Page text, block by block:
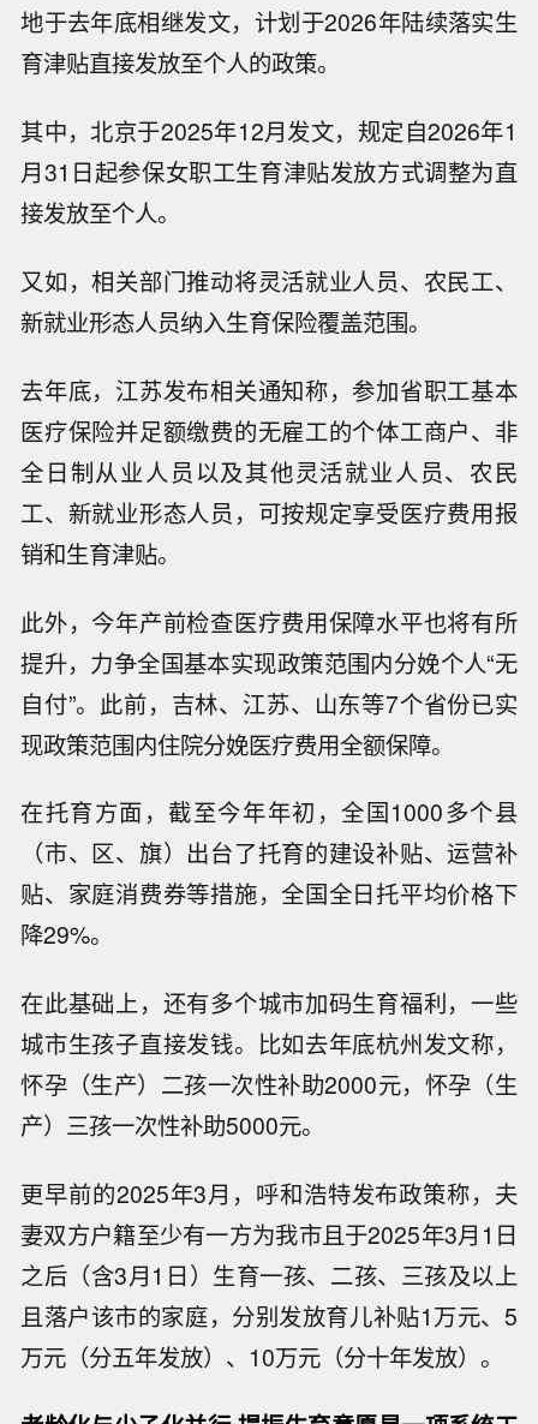
地于去年底相继发文，计划于2026年陆续落实生
育津贴直接发放至个人的政策。
其中，北京于2025年12月发文，规定自2026年1
月31日起参保女职工生育津贴发放方式调整为直
接发放至个人。
又如，相关部门推动将灵活就业人员、农民工、
新就业形态人员纳入生育保险覆盖范围。
去年底，江苏发布相关通知称，参加省职工基本
医疗保险并足额缴费的无雇工的个体工商户、非
全日制从业人员以及其他灵活就业人员、农民
工、新就业形态人员，可按规定享受医疗费用报
销和生育津贴。
此外，今年产前检查医疗费用保障水平也将有所
提升，力争全国基本实现政策范围内分娩个人“无
自付”。此前，吉林、江苏、山东等7个省份已实
现政策范围内住院分娩医疗费用全额保障。
在托育方面，截至今年年初，全国1000多个县
（市、区、旗）出台了托育的建设补贴、运营补
贴、家庭消费券等措施，全国全日托平均价格下
降29%。
在此基础上，还有多个城市加码生育福利，一些
城市生孩子直接发钱。比如去年底杭州发文称，
怀孕（生产）二孩一次性补助2000元，怀孕（生
产）三孩一次性补助5000元。
更早前的2025年3月，呼和浩特发布政策称，夫
妻双方户籍至少有一方为我市且于2025年3月1日
之后（含3月1日）生育一孩、二孩、三孩及以上
且落户该市的家庭，分别发放育儿补贴1万元、5
万元（分五年发放）、10万元（分十年发放）。